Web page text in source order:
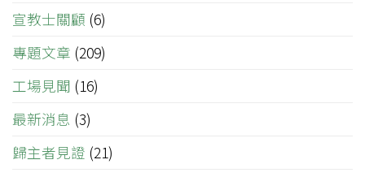
宣教士關顧 (6)
專題文章 (209)
工場見聞 (16)
最新消息 (3)
歸主者見證 (21)